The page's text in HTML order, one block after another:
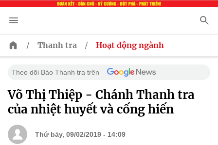
/ Thanh tra / Hoạt động ngành
Theo dõi Báo Thanh tra trên
Võ Thị Thiệp - Chánh Thanh tra
của nhiệt huyết và cống hiến
Thứ bảy, 09/02/2019 - 14:09